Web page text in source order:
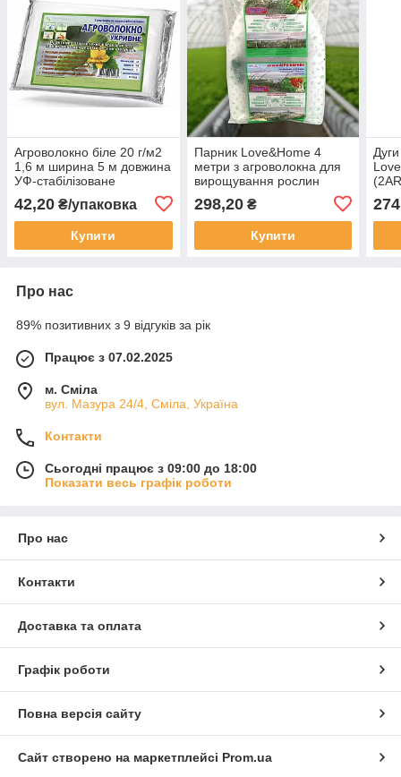
Агроволокно біле 20 г/м2
1,6 м ширина 5 м довжина
УФ-стабілізоване
42,20 ₴/упаковка
Купити
Парник Love&Home 4
метри з агроволокна для
вирощування рослин
298,20₴
Купити
Про нас
89% позитивних з 9 відгуків за рік
Працює з 07.02.2025
м. Сміла
вул. Мазура 24/4, Сміла, Україна
Контакти
Сьогодні працює з 09:00 до 18:00
Показати весь графік роботи
Про нас
Контакти
Доставка та оплата
Графік роботи
Повна версія сайту
Сайт створено на маркетплейсі Prom.ua